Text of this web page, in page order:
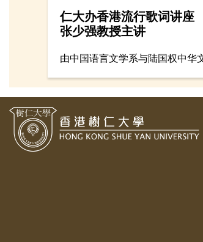
仁大办香港流行歌词讲座
张少强教授主讲
由中国语言文学系与陆国权中华